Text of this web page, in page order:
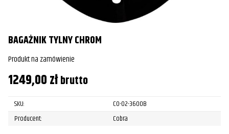
BAGAŻNIK TYLNY CHROM
Produkt na zamówienie
1249,00złbrutto
SKU:
CO-02-3600B
Producent:
Cobra